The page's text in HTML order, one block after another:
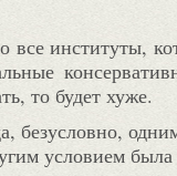
все институты,
то будет хуже.
безусловно,
условием была